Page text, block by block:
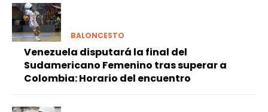
BALONCESTO
Venezuela disputará la final del
Sudamericano Femenino tras superar a
Colombia: Horario del encuentro